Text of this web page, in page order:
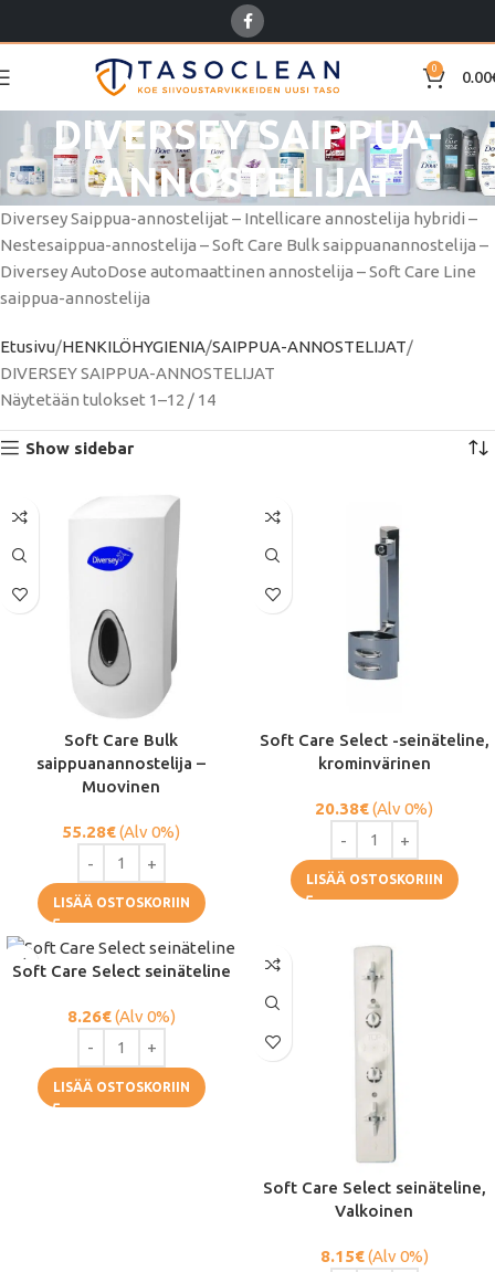
0 0.00
DIVERSEY SAIPPUA-
ANNOSTELIJAT
Diversey Saippua-annostelijat – Intellicare annostelija hybridi –
Nestesaippua-annostelija – Soft Care Bulk saippuanannostelija –
Diversey AutoDose automaattinen annostelija – Soft Care Line
saippua-annostelija
Etusivu HENKILÖHYGIENIA SAIPPUA-ANNOSTELIJAT
DIVERSEY SAIPPUA-ANNOSTELIJAT
Näytetään tulokset 1–12 / 14
Show sidebar
Soft Care Bulk
saippuanannostelija –
Muovinen
55.28€(Alv 0%)
LISÄÄ OSTOSKORIIN
Soft Care Select -seinäteline,
krominvärinen
20.38€(Alv 0%)
LISÄÄ OSTOSKORIIN
Soft Care Select seinäteline
8.26€(Alv 0%)
LISÄÄ OSTOSKORIIN
Soft Care Select seinäteline,
Valkoinen
8.15€(Alv 0%)